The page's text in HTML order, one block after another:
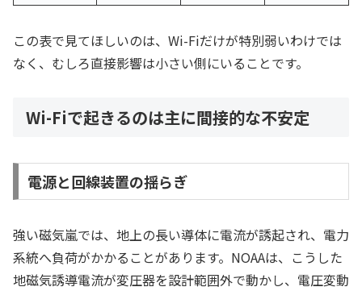
この表で見てほしいのは、Wi-Fiだけが特別弱いわけでは
なく、むしろ直接影響は小さい側にいることです。
Wi-Fiで起きるのは主に間接的な不安定
電源と回線装置の揺らぎ
強い磁気嵐では、地上の長い導体に電流が誘起され、電力
系統へ負荷がかかることがあります。NOAAは、こうした
地磁気誘導電流が変圧器を設計範囲外で動かし、電圧変動